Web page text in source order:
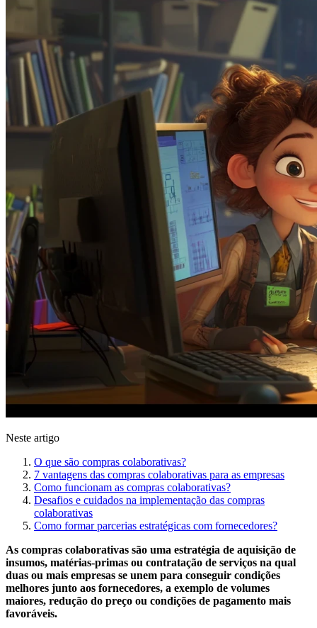
Neste artigo
O que são compras colaborativas?
7 vantagens das compras colaborativas para as empresas
Como funcionam as compras colaborativas?
Desafios e cuidados na implementação das compras
colaborativas
Como formar parcerias estratégicas com fornecedores?
As compras colaborativas são uma estratégia de aquisição de
insumos, matérias-primas ou contratação de serviços na qual
duas ou mais empresas se unem para conseguir condições
melhores junto aos fornecedores, a exemplo de volumes
maiores, redução do preço ou condições de pagamento mais
favoráveis.